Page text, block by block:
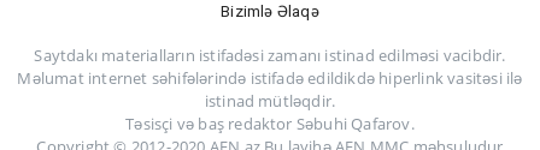
Bizimlə Əlaqə
Saytdakı materialların istifadəsi zamanı istinad edilməsi vacibdir.
Məlumat internet səhifələrində istifadə edildikdə hiperlink vasitəsi ilə
istinad mütləqdir.
Təsisçi və baş redaktor Səbuhi Qafarov.